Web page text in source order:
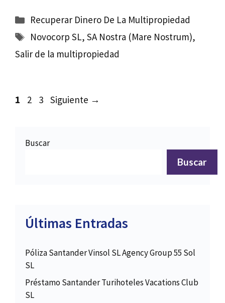
Categorías
Recuperar Dinero De La Multipropiedad
Etiquetas
Novocorp SL,SA Nostra (Mare Nostrum),
Salir de la multipropiedad
Página
1 Página
2 Página
3 Siguiente →
Buscar
Buscar
Últimas Entradas
Póliza Santander Vinsol SL Agency Group 55 Sol
SL
Préstamo Santander Turihoteles Vacations Club
SL